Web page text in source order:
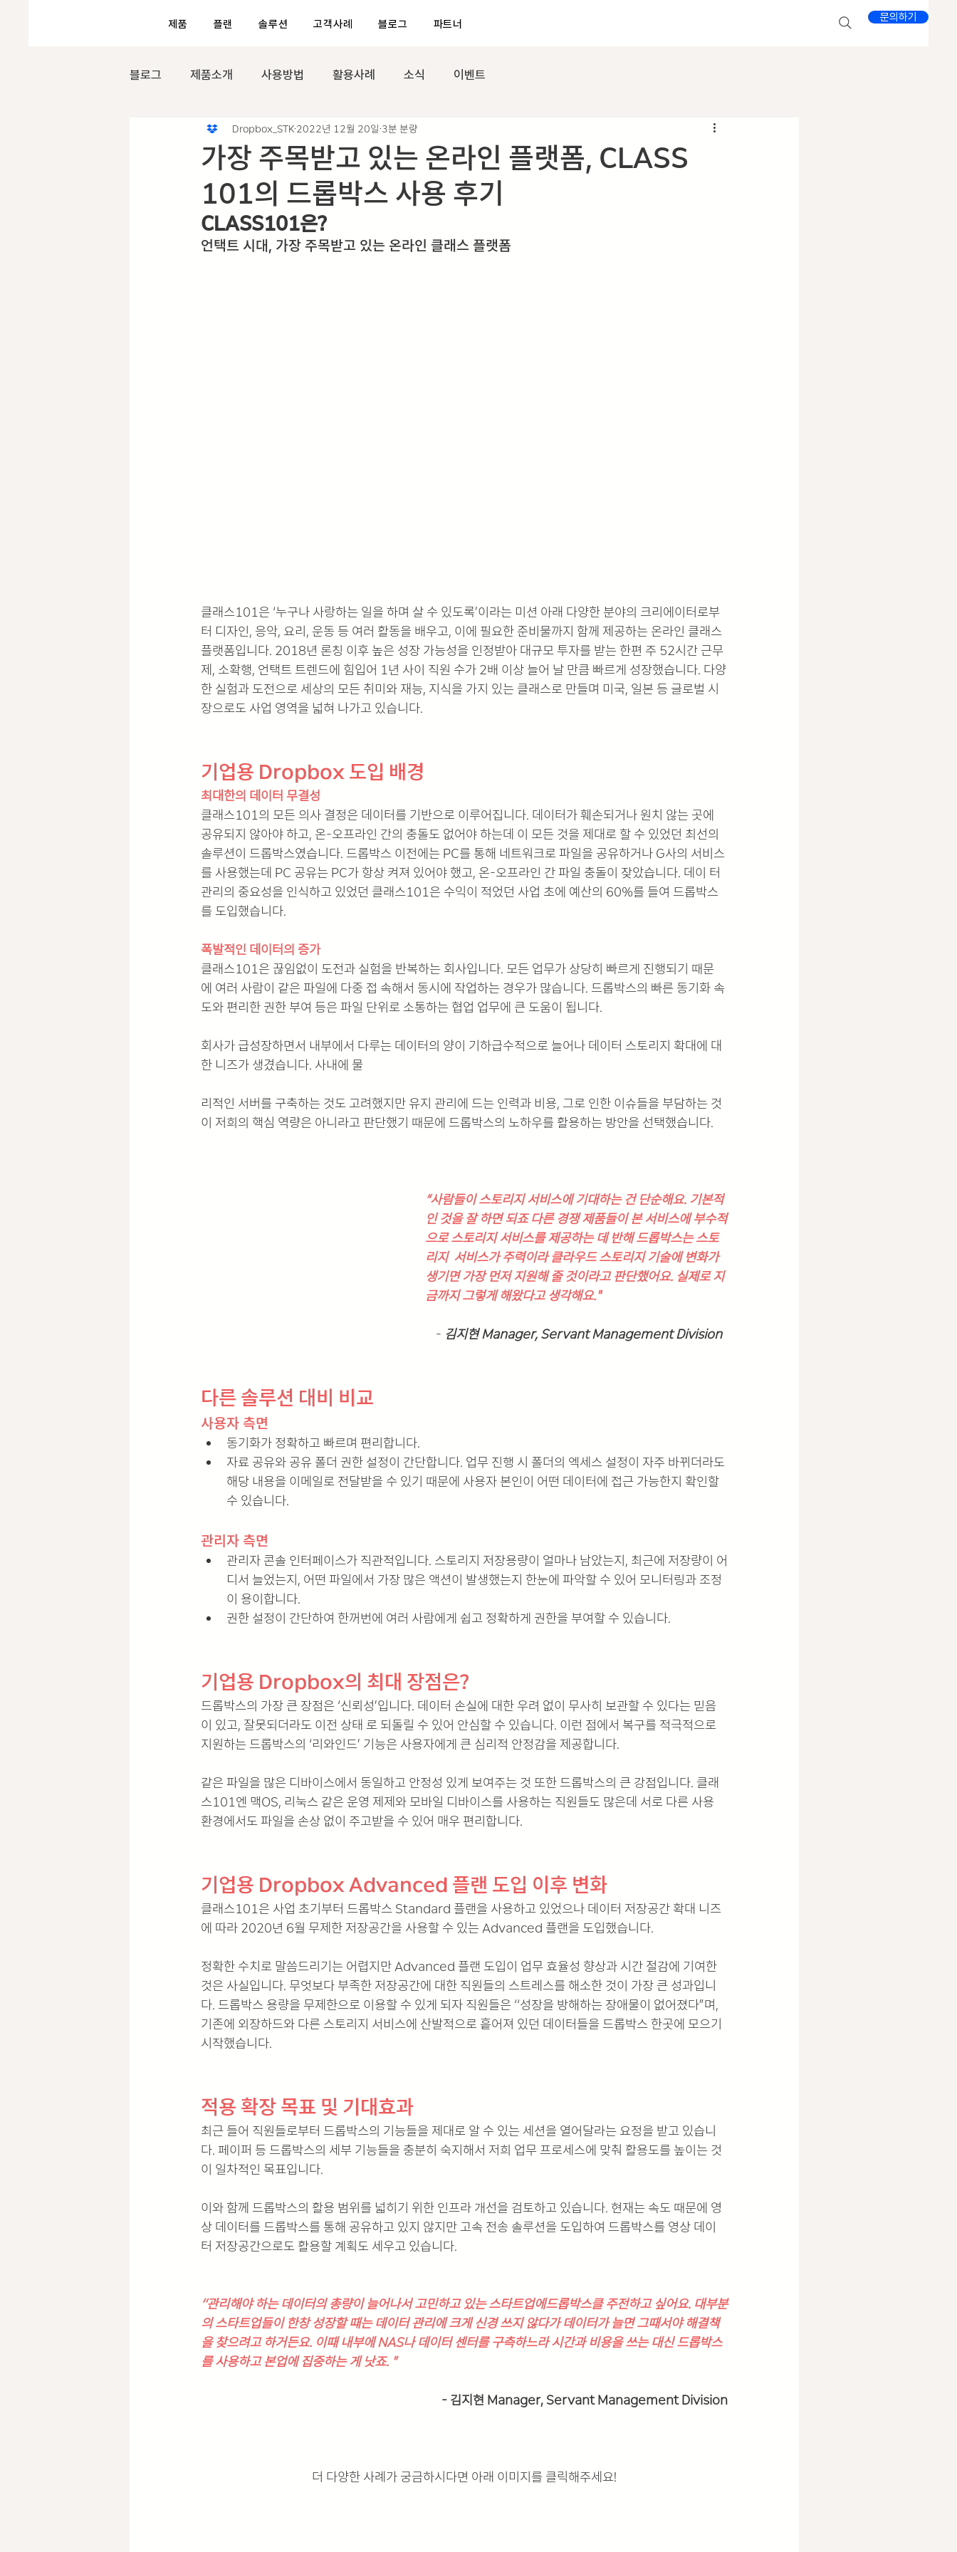
제품 플랜 솔루션 고객사례 블로그 파트너
문의하기
블로그 제품소개 사용방법 활용사례 소식 이벤트
가장 주목받고 있는 온라인 플랫폼, CLASS
101의 드롭박스 사용 후기
Dropbox_STK 2022년 12월 20일 3분 분량
CLASS101은?
언택트 시대, 가장 주목받고 있는 온라인 클래스 플랫폼
클래스101은 ‘누구나 사랑하는 일을 하며 살 수 있도록’이라는 미션 아래 다양한 분야의 크리에이터로부
터 디자인, 응악, 요리, 운동 등 여러 활동을 배우고, 이에 필요한 준비물까지 함께 제공하는 온라인 클래스
플랫폼입니다. 2018년 론칭 이후 높은 성장 가능성을 인정받아 대규모 투자를 받는 한편 주 52시간 근무
제, 소확행, 언택트 트렌드에 힘입어 1년 사이 직원 수가 2배 이상 늘어 날 만큼 빠르게 성장했습니다. 다양
한 실험과 도전으로 세상의 모든 취미와 재능, 지식을 가지 있는 클래스로 만들며 미국, 일본 등 글로벌 시
장으로도 사업 영역을 넓혀 나가고 있습니다.
기업용 Dropbox 도입 배경
최대한의 데이터 무결성
클래스101의 모든 의사 결정은 데이터를 기반으로 이루어집니다. 데이터가 훼손되거나 원치 않는 곳에
공유되지 않아야 하고, 온-오프라인 간의 충돌도 없어야 하는데 이 모든 것을 제대로 할 수 있었던 최선의
솔루션이 드롭박스였습니다. 드롭박스 이전에는 PC를 통해 네트워크로 파일을 공유하거나 G사의 서비스
를 사용했는데 PC 공유는 PC가 항상 켜져 있어야 했고, 온-오프라인 간 파일 충돌이 잦았습니다. 데이 터
관리의 중요성을 인식하고 있었던 클래스101은 수익이 적었던 사업 초에 예산의 60%를 들여 드롭박스
를 도입했습니다.
폭발적인 데이터의 증가
클래스101은 끊임없이 도전과 실험을 반복하는 회사입니다. 모든 업무가 상당히 빠르게 진행되기 때문
에 여러 사람이 같은 파일에 다중 접 속해서 동시에 작업하는 경우가 많습니다. 드롭박스의 빠른 동기화 속
도와 편리한 권한 부여 등은 파일 단위로 소통하는 협업 업무에 큰 도움이 됩니다.
회사가 급성장하면서 내부에서 다루는 데이터의 양이 기하급수적으로 늘어나 데이터 스토리지 확대에 대
한 니즈가 생겼습니다. 사내에 물
리적인 서버를 구축하는 것도 고려했지만 유지 관리에 드는 인력과 비용, 그로 인한 이슈들을 부담하는 것
이 저희의 핵심 역량은 아니라고 판단했기 때문에 드롭박스의 노하우를 활용하는 방안을 선택했습니다.
“사람들이 스토리지 서비스에 기대하는 건 단순해요. 기본적
인 것을 잘 하면 되죠 다른 경쟁 제품들이 본 서비스에 부수적
으로 스토리지 서비스를 제공하는 데 반해 드롭박스는 스토
리지  서비스가 주력이라 클라우드 스토리지 기술에 변화가
생기면 가장 먼저 지원해 줄 것이라고 판단했어요. 실제로 지
금까지 그렇게 해왔다고 생각해요."
- 김지현 Manager, Servant Management Division
다른 솔루션 대비 비교
사용자 측면
동기화가 정확하고 빠르며 편리합니다.
자료 공유와 공유 폴더 권한 설정이 간단합니다. 업무 진행 시 폴더의 엑세스 설정이 자주 바뀌더라도
해당 내용을 이메일로 전달받을 수 있기 때문에 사용자 본인이 어떤 데이터에 접근 가능한지 확인할
수 있습니다.
관리자 측면
관리자 콘솔 인터페이스가 직관적입니다. 스토리지 저장용량이 얼마나 남았는지, 최근에 저장량이 어
디서 늘었는지, 어떤 파일에서 가장 많은 액션이 발생했는지 한눈에 파악할 수 있어 모니터링과 조정
이 용이합니다.
권한 설정이 간단하여 한꺼번에 여러 사람에게 쉽고 정확하게 권한을 부여할 수 있습니다.
기업용 Dropbox의 최대 장점은?
드롭박스의 가장 큰 장점은 ‘신뢰성’입니다. 데이터 손실에 대한 우려 없이 무사히 보관할 수 있다는 믿음
이 있고, 잘못되더라도 이전 상태 로 되돌릴 수 있어 안심할 수 있습니다. 이런 점에서 복구를 적극적으로
지원하는 드롭박스의 ‘리와인드’ 기능은 사용자에게 큰 심리적 안정감을 제공합니다.
같은 파일을 많은 디바이스에서 동일하고 안정성 있게 보여주는 것 또한 드롭박스의 큰 강점입니다. 클래
스101엔 맥OS, 리눅스 같은 운영 제제와 모바일 디바이스를 사용하는 직원들도 많은데 서로 다른 사용
환경에서도 파일을 손상 없이 주고받을 수 있어 매우 편리합니다.
기업용 Dropbox Advanced 플랜 도입 이후 변화
클래스101은 사업 초기부터 드롭박스 Standard 플랜을 사용하고 있었으나 데이터 저장공간 확대 니즈
에 따라 2020년 6월 무제한 저장공간을 사용할 수 있는 Advanced 플랜을 도입했습니다.
정확한 수치로 말씀드리기는 어렵지만 Advanced 플랜 도입이 업무 효율성 향상과 시간 절감에 기여한
것은 사실입니다. 무엇보다 부족한 저장공간에 대한 직원들의 스트레스를 해소한 것이 가장 큰 성과입니
다. 드롭박스 용량을 무제한으로 이용할 수 있게 되자 직원들은 ‘‘성장을 방해하는 장애물이 없어졌다”며,
기존에 외장하드와 다른 스토리지 서비스에 산발적으로 흩어져 있던 데이터들을 드롭박스 한곳에 모으기
시작했습니다.
적용 확장 목표 및 기대효과
최근 들어 직원들로부터 드롭박스의 기능들을 제대로 알 수 있는 세션을 열어달라는 요정을 받고 있습니
다. 페이퍼 등 드롭박스의 세부 기능들을 충분히 숙지해서 저희 업무 프로세스에 맞춰 활용도를 높이는 것
이 일차적인 목표입니다.
이와 함께 드롭박스의 활용 범위를 넓히기 위한 인프라 개선을 검토하고 있습니다. 현재는 속도 때문에 영
상 데이터를 드롭박스를 통해 공유하고 있지 않지만 고속 전송 솔루션을 도입하여 드롭박스를 영상 데이
터 저장공간으로도 활용할 계획도 세우고 있습니다.
‘‘관리해야 하는 데이터의 총량이 늘어나서 고민하고 있는 스타트업에드롭박스클 주전하고 싶어요. 대부분
의 스타트업들이 한창 성장할 때는 데이터 관리에 크게 신경 쓰지 않다가 데이터가 늘면 그때서야 해결책
을 찾으려고 하거든요. 이때 내부에 NAS나 데이터 센터를 구측하느라 시간과 비용을 쓰는 대신 드롭박스
를 사용하고 본업에 집중하는 게 낫죠. "
- 김지현 Manager, Servant Management Division
더 다양한 사례가 궁금하시다면 아래 이미지를 클릭해주세요!